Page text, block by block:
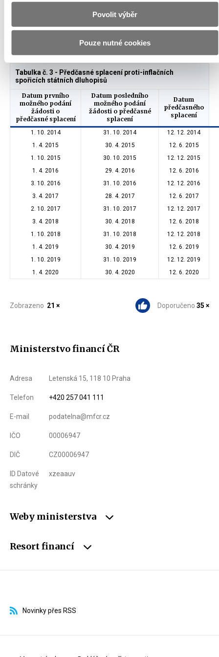
Povolit výběr
Pouze nutné cookies
splaceny již po jednom roce držby. O předčasné splacení lze
požádat nejdříve 1. 10. 2014 s tím, že dluhopisy budou splaceny k
dluhopisu za poslední výnosové období.
Tabulka č. 3 - Předčasné splacení proti-inflačních
spořicích státních dluhopisů
Datum prvního
možného podání
žádosti o
předčasné splacení
Datum posledního
možného podání
žádosti o předčasné
splacení
Datum
předčasného
splacení
1. 10. 2014 31. 10. 2014
12. 12. 2014
1. 4. 2015
30. 4. 2015
12. 6. 2015
1. 10. 2015
30. 10. 2015
12. 12. 2015
1. 4. 2016
29. 4. 2016
12. 6. 2016
3. 10. 2016
31. 10. 2016
12. 12. 2016
3. 4. 2017
28. 4. 2017
12. 6. 2017
2. 10. 2017
31. 10. 2017
12. 12. 2017
3. 4. 2018
30. 4. 2018
12. 6. 2018
1. 10. 2018
31. 10. 2018
12. 12. 2018
1. 4. 2019
30. 4. 2019
12. 6. 2019
1. 10. 2019
31. 10. 2019
12. 12. 2019
1. 4. 2020
30. 4. 2020 12. 6. 2020
Zobrazeno 21 × Doporučeno 35 ×
Ministerstvo financí ČR
Adresa Letenská 15, 118 10 Praha
Telefon +420 257 041 111
E-mail podatelna@mfcr.cz
IČO 00006947
DIČ CZ00006947
ID Datové
schránky
xzeaauv
Weby ministerstva
Resort financí
Novinky přes RSS